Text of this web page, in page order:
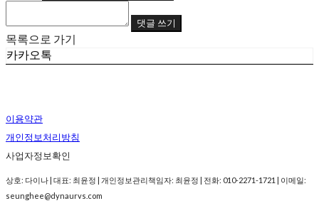
댓글 쓰기
목록으로 가기
카카오톡
이용약관
개인정보처리방침
사업자정보확인
상호: 다이나 | 대표: 최윤정 | 개인정보관리책임자: 최윤정 | 전화: 010-2271-1721 | 이메일:
seunghee@dynaurvs.com